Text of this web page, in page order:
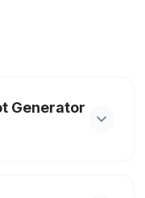
Generator